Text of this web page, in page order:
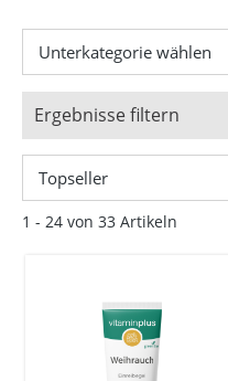
Ergebnisse filtern
1 - 24 von 33 Artikeln